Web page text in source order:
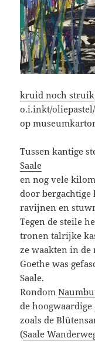
kruid noch struik
o.i.inkt/
op
Tussen kantige
Saale
en nog vele
door bergachtige
ravijnen en
Tegen de steile
tronen talrijke
ze waakten in
Goethe was
Saale.
Rondom
de hoogwaardige
zoals de
(Saale